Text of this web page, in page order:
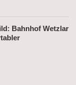
Bahnhof Wetzlar